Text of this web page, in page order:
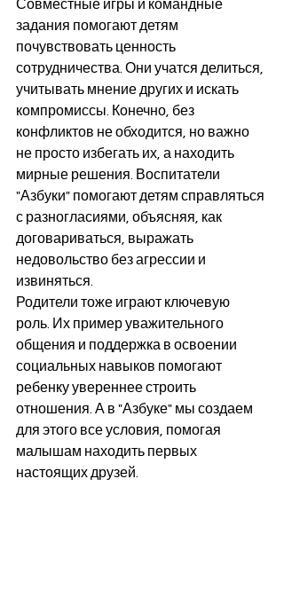
Совместные игры и командные
задания помогают детям
почувствовать ценность
сотрудничества. Они учатся делиться,
учитывать мнение других и искать
компромиссы. Конечно, без
конфликтов не обходится, но важно
не просто избегать их, а находить
мирные решения. Воспитатели
"Азбуки" помогают детям справляться
с разногласиями, объясняя, как
договариваться, выражать
недовольство без агрессии и
извиняться.
Родители тоже играют ключевую
роль. Их пример уважительного
общения и поддержка в освоении
социальных навыков помогают
ребенку увереннее строить
отношения. А в "Азбуке" мы создаем
для этого все условия, помогая
малышам находить первых
настоящих друзей.